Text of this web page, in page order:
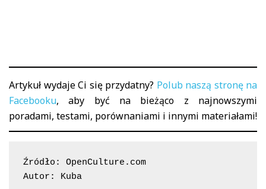
Artykuł wydaje Ci się przydatny? Polub naszą stronę na
Facebooku, aby być na bieżąco z najnowszymi
poradami, testami, porównaniami i innymi materiałami!
Źródło: OpenCulture.com
Autor: Kuba